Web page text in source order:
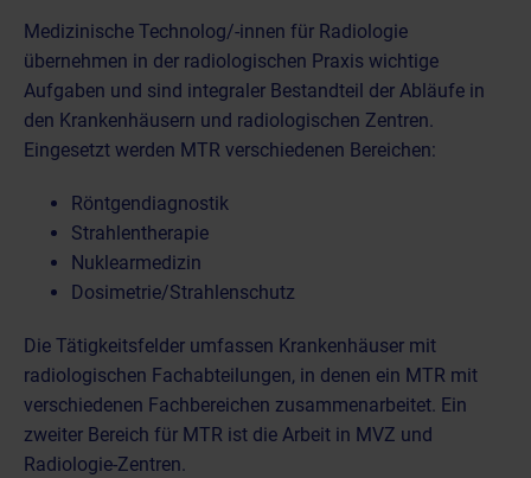
Medizinische Technolog/-innen für Radiologie
übernehmen in der radiologischen Praxis wichtige
Aufgaben und sind integraler Bestandteil der Abläufe in
den Krankenhäusern und radiologischen Zentren.
Eingesetzt werden MTR verschiedenen Bereichen:
Röntgendiagnostik
Strahlentherapie
Nuklearmedizin
Dosimetrie/Strahlenschutz
Die Tätigkeitsfelder umfassen Krankenhäuser mit
radiologischen Fachabteilungen, in denen ein MTR mit
verschiedenen Fachbereichen zusammenarbeitet. Ein
zweiter Bereich für MTR ist die Arbeit in MVZ und
Radiologie-Zentren.